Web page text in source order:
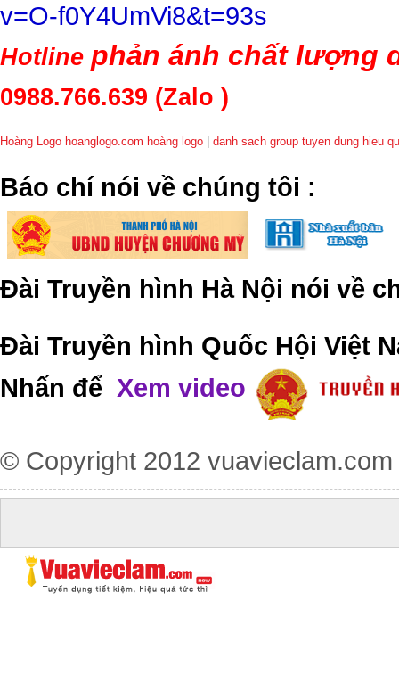
v=O-f0Y4UmVi8&t=93s
Hotline phản ánh chất lượng
0988.766.639 (Zalo )
Hoàng Logo hoanglogo.com hoàng logo danh sach group tuyen dung hieu
​Báo chí nói về chúng tôi :
Đài Truyền hình Hà Nội nói về
Đài Truyền hình Quốc Hội Việt
Nhấn để Xem video
© Copyright 2012 vuavieclam.com